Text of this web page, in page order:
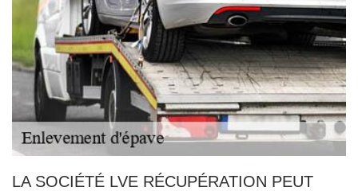
LA SOCIÉTÉ LVE RÉCUPÉRATION PEUT